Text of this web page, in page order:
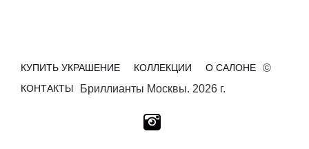
КУПИТЬ УКРАШЕНИЕ КОЛЛЕКЦИИ
О САЛОНЕ
КОНТАКТЫ
©
Бриллианты Москвы. 2026 г.